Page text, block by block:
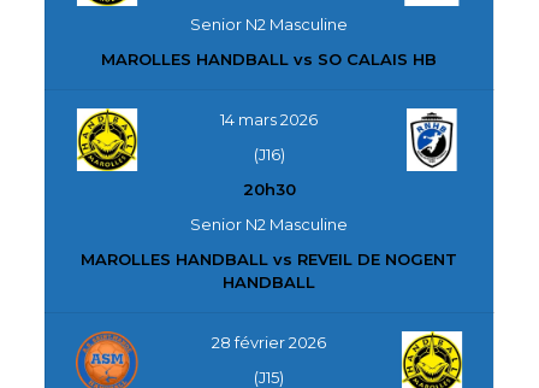
Senior N2 Masculine
MAROLLES HANDBALL vs SO CALAIS HB
14 mars 2026
(J16)
20h30
Senior N2 Masculine
MAROLLES HANDBALL vs REVEIL DE NOGENT
HANDBALL
28 février 2026
(J15)